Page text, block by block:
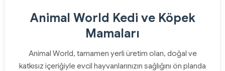
Animal World Kedi ve Köpek
Mamaları
Animal World, tamamen yerli üretim olan, doğal ve
katkısız içeriğiyle evcil hayvanlarınızın sağlığını ön planda